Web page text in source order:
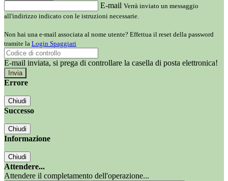
E-mail Verrà inviato un messaggio
all'indirizzo indicato con le istruzioni necessarie.
Non hai una e-mail associata al nome utente? Effettua il reset della password
tramite la Login Spaggiari
E-mail inviata, si prega di controllare la casella di posta elettronica!
Errore
Chiudi
Successo
Chiudi
Informazione
Chiudi
Attendere...
Attendere il completamento dell'operazione...